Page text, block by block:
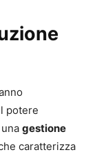
potere
gestione
caratterizza